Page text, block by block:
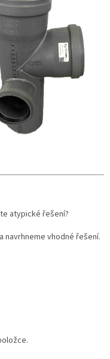
atypické řešení?
vhodné řešení.